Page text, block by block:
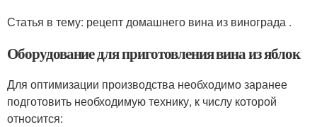
Статья в тему: рецепт домашнего вина из винограда .
Оборудование для приготовления вина из яблок
Для оптимизации производства необходимо заранее
подготовить необходимую технику, к числу которой
относится: